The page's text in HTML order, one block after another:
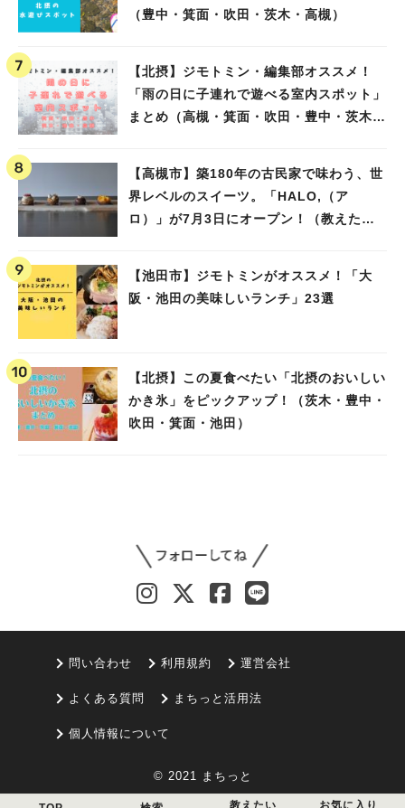
（豊中・箕面・吹田・茨木・高槻）
【北摂】ジモトミン・編集部オススメ！
「雨の日に子連れで遊べる室内スポット」
まとめ（高槻・箕面・吹田・豊中・茨木・
【高槻市】築180年の古民家で味わう、世
界レベルのスイーツ。「HALO,（ア
ロ）」が7月3日にオープン！（教えたい/
【池田市】ジモトミンがオススメ！「大
阪・池田の美味しいランチ」23選
【北摂】この夏食べたい「北摂のおいしい
かき氷」をピックアップ！（茨木・豊中・
吹田・箕面・池田）
問い合わせ 利用規約 運営会社
よくある質問 まちっと活用法
個人情報について
© 2021 まちっと
教えたい お気に入り